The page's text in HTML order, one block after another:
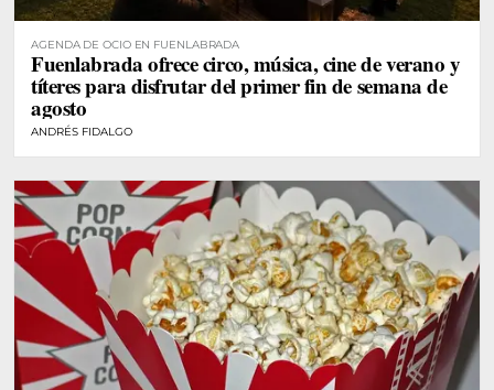
AGENDA DE OCIO EN FUENLABRADA
Fuenlabrada ofrece circo, música, cine de verano y
títeres para disfrutar del primer fin de semana de
agosto
ANDRÉS FIDALGO